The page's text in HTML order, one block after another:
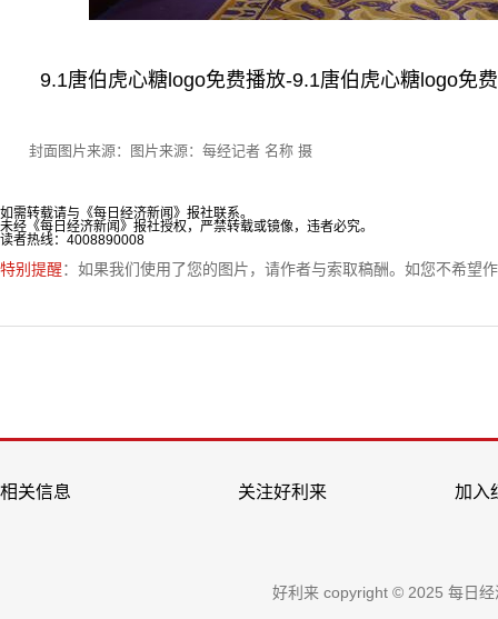
9.1唐伯虎心糖logo免费播放-9.1唐伯虎心糖logo免
封面图片来源：图片来源：每经记者 名称 摄
如需转载请与《每日经济新闻》报社联系。
未经《每日经济新闻》报社授权，严禁转载或镜像，违者必究。
读者热线：4008890008
特别提醒：如果我们使用了您的图片，请作者与索取稿酬。如您不希望
相关信息 关注好利来 加入
好利来 copyright © 2025 每日